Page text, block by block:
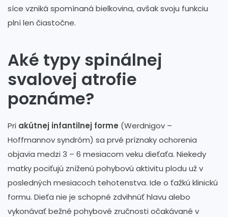
síce vzniká spomínaná bielkovina, avšak svoju funkciu
plní len čiastočne.
Aké typy spinálnej
svalovej atrofie
poznáme?
Pri akútnej infantilnej forme (Werdnigov –
Hoffmannov syndróm) sa prvé príznaky ochorenia
objavia medzi 3 – 6 mesiacom veku dieťaťa. Niekedy
matky pociťujú zníženú pohybovú aktivitu plodu už v
posledných mesiacoch tehotenstva. Ide o ťažkú klinickú
formu. Dieťa nie je schopné zdvihnúť hlavu alebo
vykonávať bežné pohybové zručnosti očakávané v